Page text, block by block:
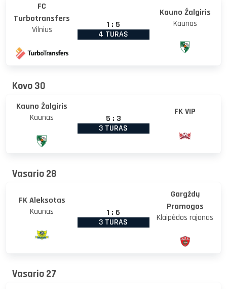
FC
Turbotransfers
Vilnius
1 : 5
4 TURAS
Kauno Žalgiris
Kaunas
Kovo 30
Kauno Žalgiris
Kaunas
5 : 3
3 TURAS
FK VIP
Vasario 28
FK Aleksotas
Kaunas
1 : 6
3 TURAS
Gargždų
Pramogos
Klaipėdos rajonas
Vasario 27